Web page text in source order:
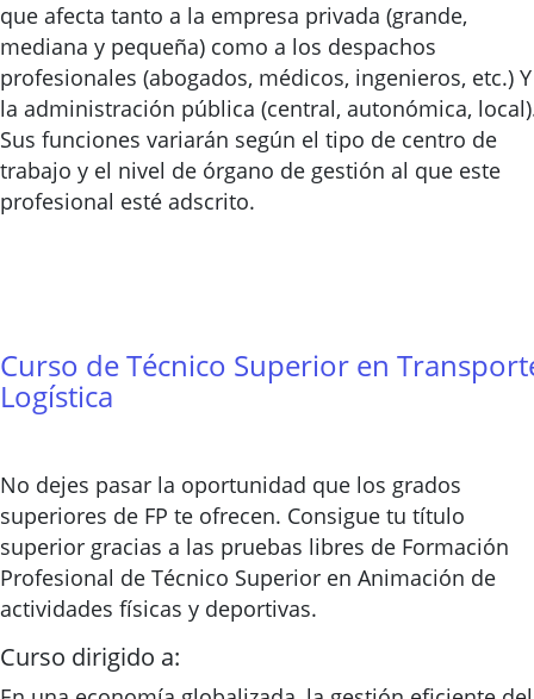
que afecta tanto a la empresa privada (grande,
mediana y pequeña) como a los despachos
profesionales (abogados, médicos, ingenieros, etc.)
la administración pública (central, autonómica,
Sus funciones variarán según el tipo de centro de
trabajo y el nivel de órgano de gestión al que este
profesional esté adscrito.
Curso de Técnico Superior en
Logística
No dejes pasar la oportunidad que los grados
superiores de FP te ofrecen. Consigue tu título
superior gracias a las pruebas libres de Formación
Profesional de Técnico Superior en Animación de
actividades físicas y deportivas.
Curso dirigido a: